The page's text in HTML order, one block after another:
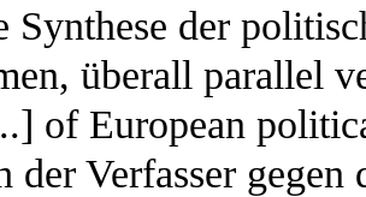
Synthese der
überall parallel
of European
der Verfasser